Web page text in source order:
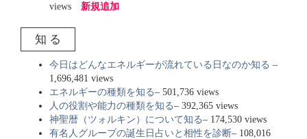
views 新規追加
知 る
今日はどんなエネルギーが流れている日なのか知る –
1,696,481 views
エネルギーの種類を知る– 501,736 views
人の役割や能力の種類を知る– 392,365 views
神聖暦（ツォルキン）について知る– 174,530 views
有名人グループの誕生日占いと相性を診断– 108,016